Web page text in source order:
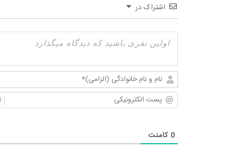
اشتراک در
0 کامنت